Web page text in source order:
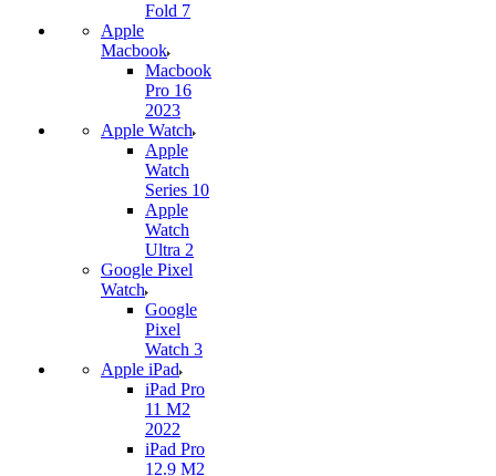
Fold 7
Apple
Macbook
Macbook
Pro 16
2023
Apple Watch
Apple
Watch
Series 10
Apple
Watch
Ultra 2
Google Pixel
Watch
Google
Pixel
Watch 3
Apple iPad
iPad Pro
11 M2
2022
iPad Pro
12.9 M2